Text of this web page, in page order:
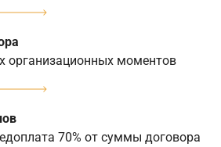
организационных моментов
70% от суммы договора